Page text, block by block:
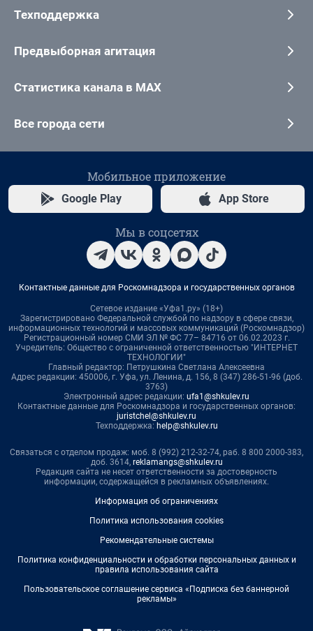
Техподдержка
Предвыборная агитация
Статистика канала в MAX
Все города сети
Мобильное приложение
Google Play App Store
Мы в соцсетях
Контактные данные для Роскомнадзора и государственных органов
Сетевое издание «Уфа1.ру» (18+)
Зарегистрировано Федеральной службой по надзору в сфере связи,
информационных технологий и массовых коммуникаций (Роскомнадзор)
Регистрационный номер СМИ ЭЛ № ФС 77– 84716 от 06.02.2023 г.
Учредитель: Общество с ограниченной ответственностью "ИНТЕРНЕТ
ТЕХНОЛОГИИ"
Главный редактор: Петрушкина Светлана Алексеевна
Адрес редакции: 450006, г. Уфа, ул. Ленина, д. 156, 8 (347) 286-51-96 (доб.
3763)
Электронный адрес редакции: ufa1@shkulev.ru
Контактные данные для Роскомнадзора и государственных органов:
juristchel@shkulev.ru
Техподдержка: help@shkulev.ru
Связаться с отделом продаж: моб. 8 (992) 212-32-74, раб. 8 800 2000-383,
доб. 3614, reklamangs@shkulev.ru
Редакция сайта не несет ответственности за достоверность
информации, содержащейся в рекламных объявлениях.
Информация об ограничениях
Политика использования cookies
Рекомендательные системы
Политика конфиденциальности и обработки персональных данных и
правила использования сайта
Пользовательское соглашение сервиса «Подписка без баннерной
рекламы»